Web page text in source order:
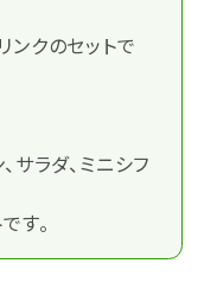
ンクのセットで
サラダ、ミニシフ
す。